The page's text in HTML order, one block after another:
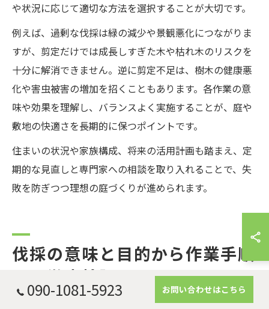
や状況に応じて適切な方法を選択することが大切です。
例えば、過剰な伐採は緑の減少や景観悪化につながりま
すが、剪定だけでは成長しすぎた木や枯れ木のリスクを
十分に解消できません。逆に剪定不足は、樹木の健康悪
化や害虫被害の増加を招くこともあります。各作業の意
味や効果を理解し、バランスよく実施することが、庭や
敷地の快適さを長期的に保つポイントです。
住まいの状況や家族構成、将来の活用計画も踏まえ、定
期的な見直しと専門家への相談を取り入れることで、失
敗を防ぎつつ理想の庭づくりが進められます。
伐採の意味と目的から作業手順
まで徹底検証
090-1081-5923 お問い合わせはこちら